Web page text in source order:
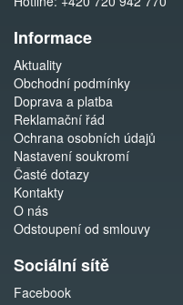
Informace
Aktuality
Obchodní podmínky
Doprava a platba
Reklamační řád
Ochrana osobních údajů
Nastavení soukromí
Časté dotazy
Kontakty
O nás
Odstoupení od smlouvy
Sociální sítě
Facebook